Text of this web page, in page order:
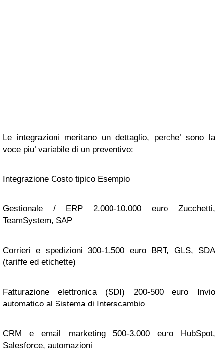
Le integrazioni meritano un dettaglio, perche’ sono la
voce piu’ variabile di un preventivo:
Integrazione Costo tipico Esempio
Gestionale / ERP 2.000-10.000 euro Zucchetti,
TeamSystem, SAP
Corrieri e spedizioni 300-1.500 euro BRT, GLS, SDA
(tariffe ed etichette)
Fatturazione elettronica (SDI) 200-500 euro Invio
automatico al Sistema di Interscambio
CRM e email marketing 500-3.000 euro HubSpot,
Salesforce, automazioni